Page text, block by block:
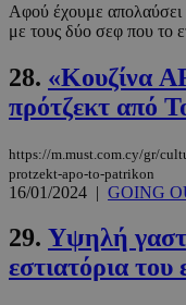
Αφού έχουμε
με τους δύο σεφ που το
28. «Κουζίνα
πρότζεκτ από
https://m.must.com.cy/gr/
protzekt-apo-to-patrikon
16/01/2024 | GOING
29. Υψηλή
εστιατόρια